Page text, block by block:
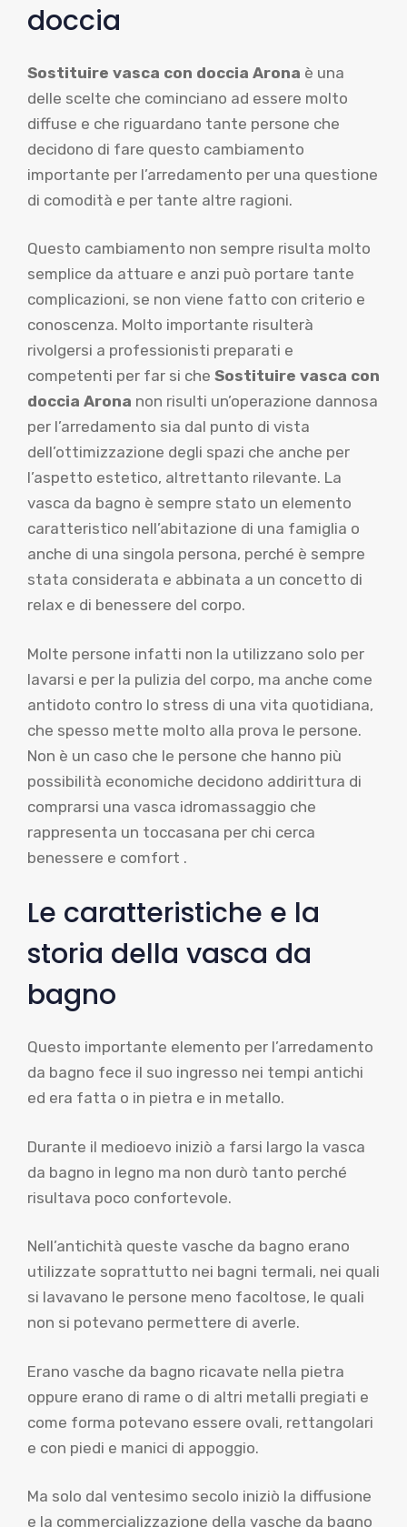
doccia
Sostituire vasca con doccia Arona è una
delle scelte che cominciano ad essere molto
diffuse e che riguardano tante persone che
decidono di fare questo cambiamento
importante per l’arredamento per una questione
di comodità e per tante altre ragioni.
Questo cambiamento non sempre risulta molto
semplice da attuare e anzi può portare tante
complicazioni, se non viene fatto con criterio e
conoscenza. Molto importante risulterà
rivolgersi a professionisti preparati e
competenti per far si che Sostituire vasca con
doccia Arona non risulti un’operazione dannosa
per l’arredamento sia dal punto di vista
dell’ottimizzazione degli spazi che anche per
l’aspetto estetico, altrettanto rilevante. La
vasca da bagno è sempre stato un elemento
caratteristico nell’abitazione di una famiglia o
anche di una singola persona, perché è sempre
stata considerata e abbinata a un concetto di
relax e di benessere del corpo.
Molte persone infatti non la utilizzano solo per
lavarsi e per la pulizia del corpo, ma anche come
antidoto contro lo stress di una vita quotidiana,
che spesso mette molto alla prova le persone.
Non è un caso che le persone che hanno più
possibilità economiche decidono addirittura di
comprarsi una vasca idromassaggio che
rappresenta un toccasana per chi cerca
benessere e comfort .
Le caratteristiche e la
storia della vasca da
bagno
Questo importante elemento per l’arredamento
da bagno fece il suo ingresso nei tempi antichi
ed era fatta o in pietra e in metallo.
Durante il medioevo iniziò a farsi largo la vasca
da bagno in legno ma non durò tanto perché
risultava poco confortevole.
Nell’antichità queste vasche da bagno erano
utilizzate soprattutto nei bagni termali, nei quali
si lavavano le persone meno facoltose, le quali
non si potevano permettere di averle.
Erano vasche da bagno ricavate nella pietra
oppure erano di rame o di altri metalli pregiati e
come forma potevano essere ovali, rettangolari
e con piedi e manici di appoggio.
Ma solo dal ventesimo secolo iniziò la diffusione
e la commercializzazione della vasche da bagno